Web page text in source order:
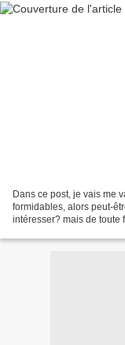
Dans ce post, je vais me
formidables, alors peut-
intéresser? mais de toute